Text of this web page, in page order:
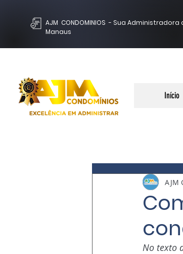
AJM CONDOMINIOS - Sua
Manaus
Início
AJM
No texto